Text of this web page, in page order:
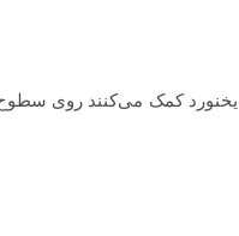
کمک می‌کنند روی